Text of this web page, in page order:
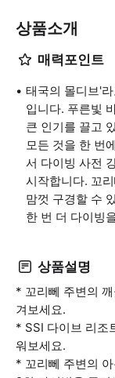
상품소개
매력포인트
태국의 몰디브'
입니다. 푸른빛
큰 인기를 끌고
모든 것을 한 번
서 다이빙 사전
시작합니다. 꼬
맘껏 구경할 수
한 번 더 다이빙
상품설명
* 꼬리뻬 주변의
겨보세요.
* SSI 다이브 리조
워보세요.
* 꼬리뻬 주변의